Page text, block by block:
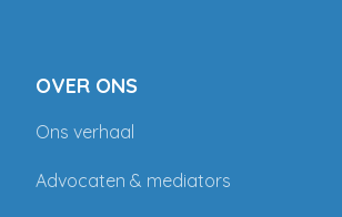
OVER ONS
Ons verhaal
Advocaten & mediators